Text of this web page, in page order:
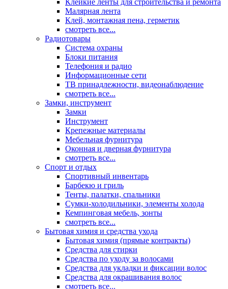
Клейкие ленты для строительства и ремонта
Малярная лента
Клей, монтажная пена, герметик
смотреть все...
Радиотовары
Система охраны
Блоки питания
Телефония и радио
Информационные сети
ТВ принадлежности, видеонаблюдение
смотреть все...
Замки, инструмент
Замки
Инструмент
Крепежные материалы
Мебельная фурнитура
Оконная и дверная фурнитура
смотреть все...
Спорт и отдых
Спортивный инвентарь
Барбекю и гриль
Тенты, палатки, спальники
Сумки-холодильники, элементы холода
Кемпинговая мебель, зонты
смотреть все...
Бытовая химия и средства ухода
Бытовая химия (прямые контракты)
Средства для стирки
Средства по уходу за волосами
Средства для укладки и фиксации волос
Средства для окрашивания волос
смотреть все...